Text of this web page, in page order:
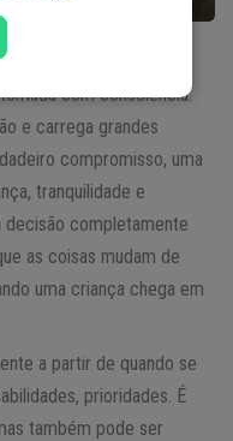
a maior parte das
com consciência.
e carrega grandes
compromisso, uma
tranquilidade e
decisão completamente
as coisas mudam de
uma criança chega em
a partir de quando se
prioridades. É
também pode ser